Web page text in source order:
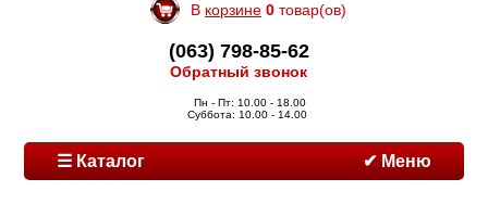
В корзине 0 товар(ов)
(063) 798-85-62
Обратный звонок
Пн - Пт: 10.00 - 18.00
Суббота: 10.00 - 14.00
☰ Каталог ✔ Меню